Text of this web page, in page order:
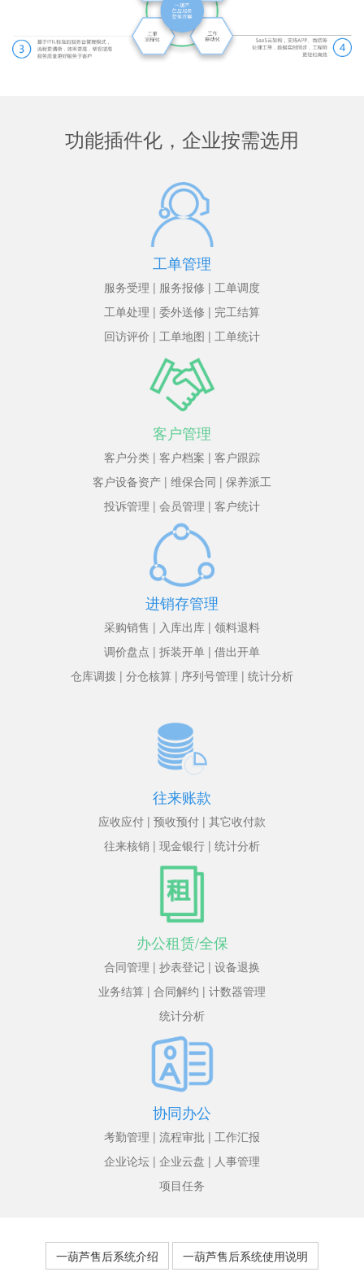
功能插件化，企业按需选用
工单管理
服务受理 | 服务报修 | 工单调度
工单处理 | 委外送修 | 完工结算
回访评价 | 工单地图 | 工单统计
客户管理
客户分类 | 客户档案 | 客户跟踪
客户设备资产 | 维保合同 | 保养派工
投诉管理 | 会员管理 | 客户统计
进销存管理
采购销售 | 入库出库 | 领料退料
调价盘点 | 拆装开单 | 借出开单
仓库调拨 | 分仓核算 | 序列号管理 | 统计分析
往来账款
应收应付 | 预收预付 | 其它收付款
往来核销 | 现金银行 | 统计分析
办公租赁/全保
合同管理 | 抄表登记 | 设备退换
业务结算 | 合同解约 | 计数器管理
统计分析
协同办公
考勤管理 | 流程审批 | 工作汇报
企业论坛 | 企业云盘 | 人事管理
项目任务
一葫芦售后系统介绍 一葫芦售后系统使用说明